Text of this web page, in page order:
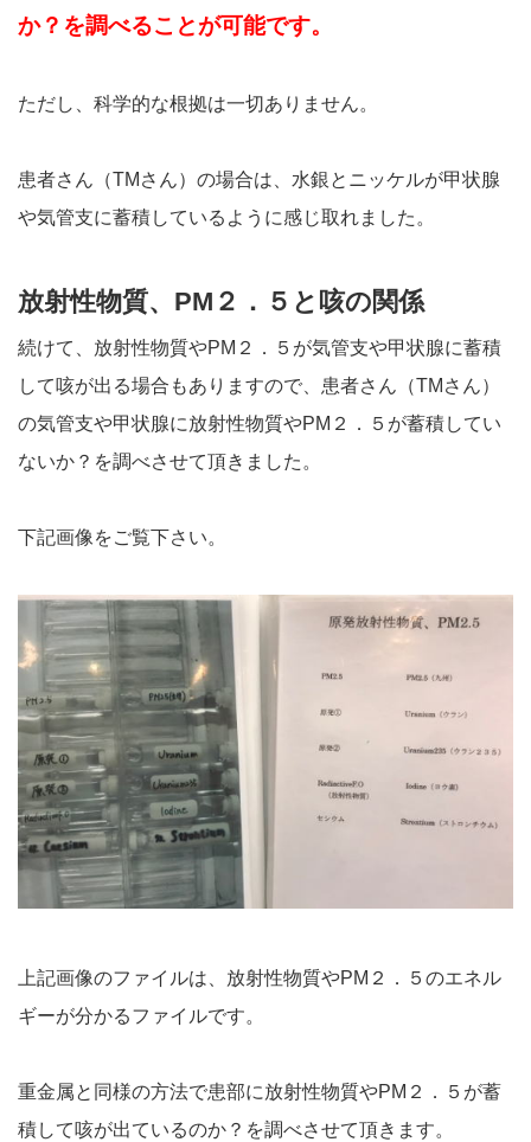
か？を調べることが可能です。
ただし、科学的な根拠は一切ありません。
患者さん（TMさん）の場合は、水銀とニッケルが甲状腺
や気管支に蓄積しているように感じ取れました。
放射性物質、PM２．５と咳の関係
続けて、放射性物質やPM２．５が気管支や甲状腺に蓄積
して咳が出る場合もありますので、患者さん（TMさん）
の気管支や甲状腺に放射性物質やPM２．５が蓄積してい
ないか？を調べさせて頂きました。
下記画像をご覧下さい。
上記画像のファイルは、放射性物質やPM２．５のエネル
ギーが分かるファイルです。
重金属と同様の方法で患部に放射性物質やPM２．５が蓄
積して咳が出ているのか？を調べさせて頂きます。